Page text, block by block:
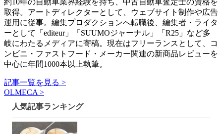
取得。アートディレクターとして、ウェブサイト制作や広告
運用に従事。編集プロダクションへ転職後、編集者・ライタ
ーとして「editeur」「SUUMOジャーナル」「R25」など多
岐にわたるメディアに寄稿。現在はフリーランスとして、コ
ンビニ・ファストフード・メーカー関連の新商品レビューを
中心に年間1000本以上執筆。
記事一覧を見る >
OLMECA >
人気記事ランキング